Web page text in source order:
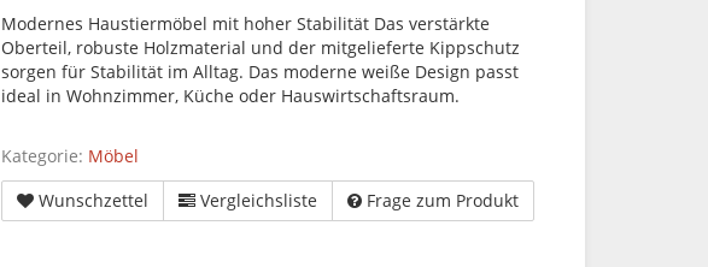
Modernes Haustiermöbel mit hoher Stabilität Das verstärkte
Oberteil, robuste Holzmaterial und der mitgelieferte Kippschutz
sorgen für Stabilität im Alltag. Das moderne weiße Design passt
ideal in Wohnzimmer, Küche oder Hauswirtschaftsraum.
Kategorie: Möbel
Wunschzettel
Vergleichsliste Frage zum Produkt